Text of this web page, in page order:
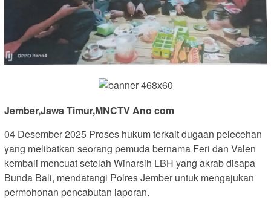
Jember,Jawa Timur,MNCTV Ano com
04 Desember 2025 Proses hukum terkait dugaan pelecehan
yang melibatkan seorang pemuda bernama Feri dan Valen
kembali mencuat setelah Winarsih LBH yang akrab disapa
Bunda Bali, mendatangi Polres Jember untuk mengajukan
permohonan pencabutan laporan.